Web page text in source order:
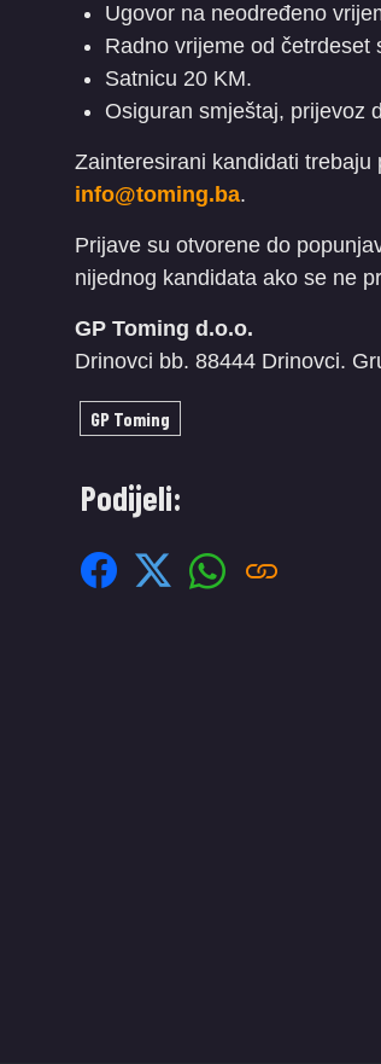
Ugovor na neodređeno
Radno vrijeme od četrdeset
Satnicu 20 KM.
Osiguran smještaj, prijevoz
Zainteresirani kandidati
info@toming.ba.
Prijave su otvorene do
nijednog kandidata ako se ne
GP Toming d.o.o.
Drinovci bb. 88444 Drinovci.
GP Toming
Podijeli: